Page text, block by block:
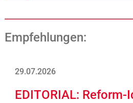
Empfehlungen:
29.07.2026
EDITORIAL: Reform-